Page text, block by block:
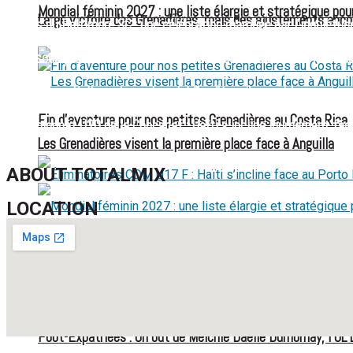
Large victoire des Grenadières, mais des ajustements
Les Grenadières visent la première place face à Anguilla
Mondial féminin 2027 : une liste élargie et stratégique
Fin d’aventure pour nos petites Grenadières au Costa Rica
Éliminatoires CDM U17 F : Haïti s’incline face au Porto
Foot-Expatriées : Un but de Melchie Daëlle Dumornay,
52 ans du Baltimore SC : une célébration marquée par
FIFA sous pression : l’UEFA et la Concacaf dénoncent un
Jean-Ricner Bellegarde contraint à l’arrêt après une blessure
Championnat U20 de la Concacaf : Haïti s’incline lourdement
ABOUT TOTALMIX
LOCATION